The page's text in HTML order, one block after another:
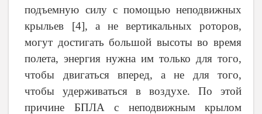
подъемную силу с помощью неподвижных
крыльев [4], а не вертикальных роторов,
могут достигать большой высоты во время
полета, энергия нужна им только для того,
чтобы двигаться вперед, а не для того,
чтобы удерживаться в воздухе. По этой
причине БПЛА с неподвижным крылом